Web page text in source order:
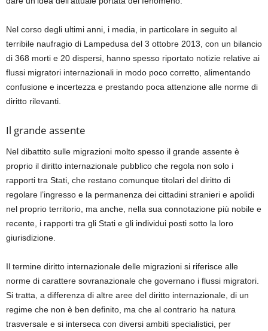
Nel corso degli ultimi anni, i media, in particolare in seguito al
terribile naufragio di Lampedusa del 3 ottobre 2013, con un bilancio
di 368 morti e 20 dispersi, hanno spesso riportato notizie relative ai
flussi migratori internazionali in modo poco corretto, alimentando
confusione e incertezza e prestando poca attenzione alle norme di
diritto rilevanti.
Il grande assente
Nel dibattito sulle migrazioni molto spesso il grande assente è
proprio il diritto internazionale pubblico che regola non solo i
rapporti tra Stati, che restano comunque titolari del diritto di
regolare l’ingresso e la permanenza dei cittadini stranieri e apolidi
nel proprio territorio, ma anche, nella sua connotazione più nobile e
recente, i rapporti tra gli Stati e gli individui posti sotto la loro
giurisdizione.
Il termine diritto internazionale delle migrazioni si riferisce alle
norme di carattere sovranazionale che governano i flussi migratori.
Si tratta, a differenza di altre aree del diritto internazionale, di un
regime che non è ben definito, ma che al contrario ha natura
trasversale e si interseca con diversi ambiti specialistici , per